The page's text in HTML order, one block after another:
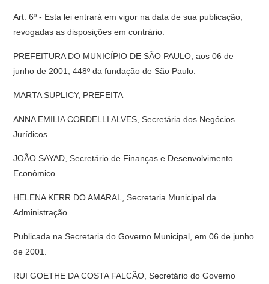
Art. 6º - Esta lei entrará em vigor na data de sua publicação,
revogadas as disposições em contrário.
PREFEITURA DO MUNICÍPIO DE SÃO PAULO, aos 06 de
junho de 2001, 448º da fundação de São Paulo.
MARTA SUPLICY, PREFEITA
ANNA EMILIA CORDELLI ALVES, Secretária dos Negócios
Jurídicos
JOÃO SAYAD, Secretário de Finanças e Desenvolvimento
Econômico
HELENA KERR DO AMARAL, Secretaria Municipal da
Administração
Publicada na Secretaria do Governo Municipal, em 06 de junho
de 2001.
RUI GOETHE DA COSTA FALCÃO, Secretário do Governo